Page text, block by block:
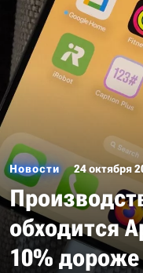
Новости 24 октября
обходится
10%